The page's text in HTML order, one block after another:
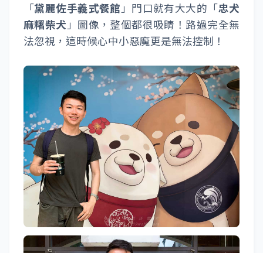
「黛麗佐手義式餐館」門口就有大大的「忠犬
麻糬柴犬」圖像，整個都很吸睛！路過完全無
法忽視，這時候心中小惡魔更是無法控制！